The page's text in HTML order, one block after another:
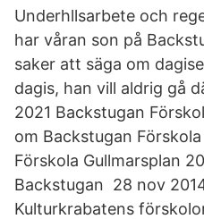
Underhllsarbete och
har våran son på
saker att säga om
dagis, han vill aldrig gå
2021 Backstugan
om Backstugan
Förskola Gullmarsplan
Backstugan 28 nov
Kulturkrabatens